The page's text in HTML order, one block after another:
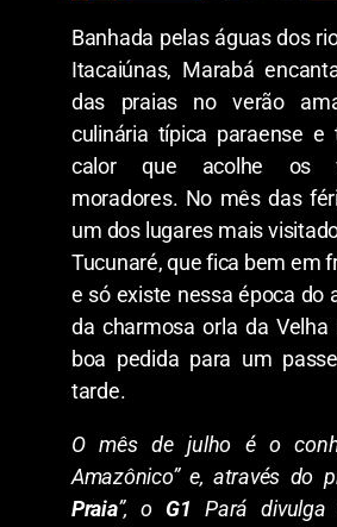
Banhada pelas águas dos
Itacaiúnas, Marabá
das praias no verão
culinária típica paraense e
calor que acolhe os
moradores. No mês das
um dos lugares mais
Tucunaré, que fica bem em
e só existe nessa época do
da charmosa orla da Velha
boa pedida para um
tarde.
O mês de julho é o
Amazônico” e, através do
Praia”, o G1 Pará divulga